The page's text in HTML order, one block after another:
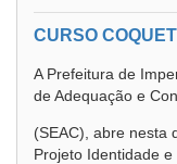
CURSO
A Prefeitura de
de Adequação e
(SEAC), abre nesta
Projeto Identidade